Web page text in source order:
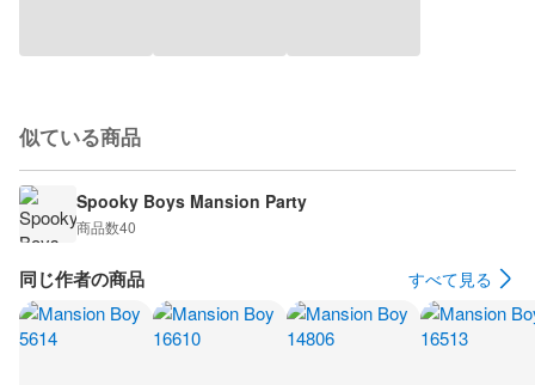
似ている商品
Spooky Boys Mansion Party
商品数40
同じ作者の商品 すべて見る